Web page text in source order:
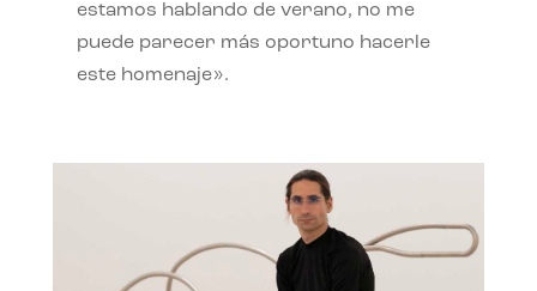
estamos hablando de verano, no me
puede parecer más oportuno hacerle
este homenaje».